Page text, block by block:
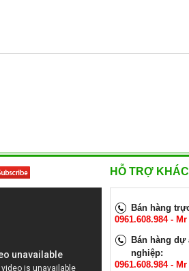
XEM
HỖ TRỢ
Bán hàng
0961.608.984 -
Bán hàng dự
nghiệp:
0961.608.984 -